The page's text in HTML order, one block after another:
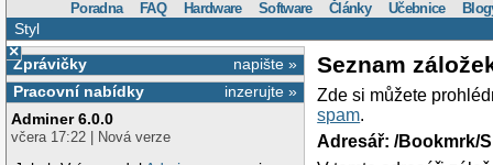
Poradna FAQ Hardware Software Články Učebnice
Styl
×
napište »
Zprávičky
inzerujte »
Pracovní nabídky
Adminer 6.0.0
včera 17:22 | Nová verze
Seznam
Zde si můžete
spam.
Adresář: /Bookmrk/